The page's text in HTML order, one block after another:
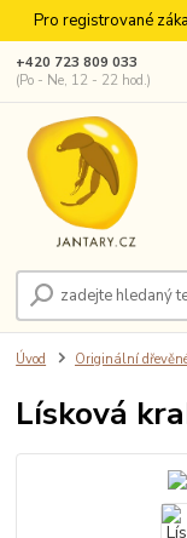
Pro registrované
+420 723 809 033
(Po - Ne, 12 - 22 hod.)
Úvod Originální
Lísková